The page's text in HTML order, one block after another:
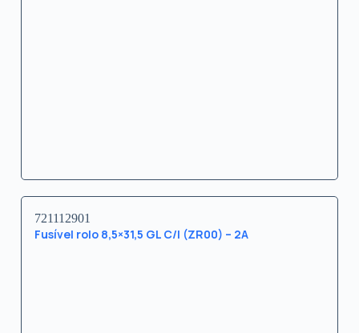
721112901
Fusível rolo 8,5×31,5 GL C/I (ZR00) – 2A